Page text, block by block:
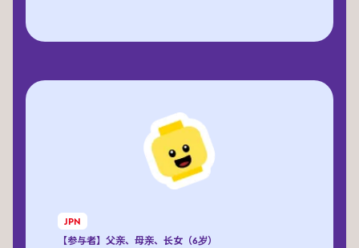
JPN
【参与者】父亲、母亲、长女（6岁）